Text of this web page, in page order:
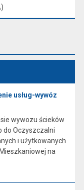
usług-wywóz
wywozu ścieków
do Oczyszczalni
i użytkowanych
na